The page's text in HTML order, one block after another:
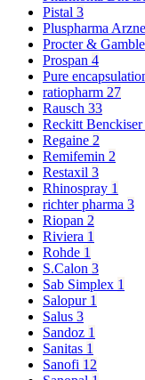
Pistal 3
Pluspharma
Procter & Gamble
Prospan 4
Pure
ratiopharm 27
Rausch 33
Reckitt Benckiser
Regaine 2
Remifemin 2
Restaxil 3
Rhinospray 1
richter pharma 3
Riopan 2
Riviera 1
Rohde 1
S.Calon 3
Sab Simplex 1
Salopur 1
Salus 3
Sandoz 1
Sanitas 1
Sanofi 12